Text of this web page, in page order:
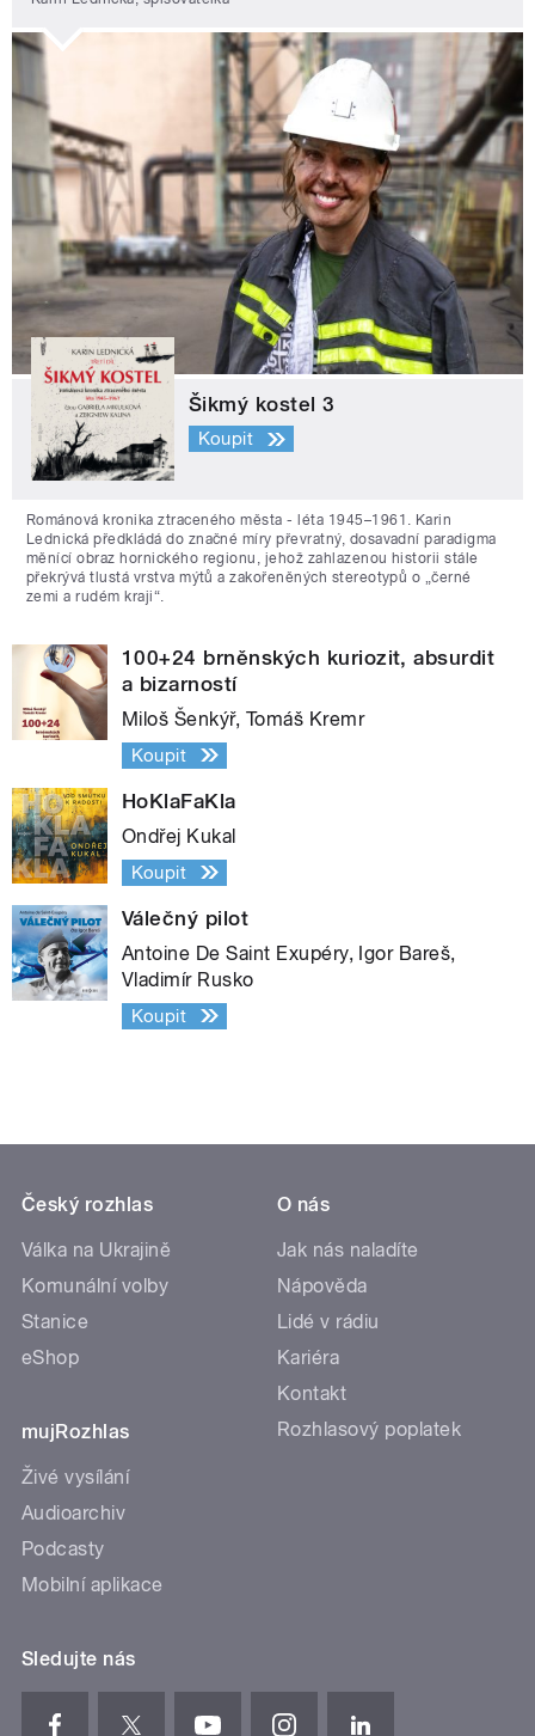
Šikmý kostel 3
Koupit
Románová kronika ztraceného města - léta 1945–1961. Karin
Lednická předkládá do značné míry převratný, dosavadní paradigma
měnící obraz hornického regionu, jehož zahlazenou historii stále
překrývá tlustá vrstva mýtů a zakořeněných stereotypů o „černé
zemi a rudém kraji“.
100+24 brněnských kuriozit, absurdit
a bizarností
Miloš Šenkýř, Tomáš Kremr
Koupit
HoKlaFaKla
Ondřej Kukal
Koupit
Válečný pilot
Antoine De Saint Exupéry, Igor Bareš,
Vladimír Rusko
Koupit
Český rozhlas
Válka na Ukrajině
Komunální volby
Stanice
eShop
mujRozhlas
Živé vysílání
Audioarchiv
Podcasty
Mobilní aplikace
O nás
Jak nás naladíte
Nápověda
Lidé v rádiu
Kariéra
Kontakt
Rozhlasový poplatek
Sledujte nás